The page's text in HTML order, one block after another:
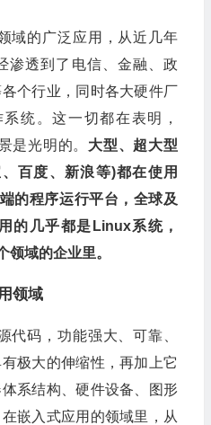
域的广泛应用，从近几年
渗透到了电信、金融、政
个行业，同时各大硬件厂
统。这一切都在表明，
是光明的。 大型、超大型
百度、新浪等)都在使用
的程序运行平台，全球及
的几乎都是Linux系统，
域的企业里。
领域
代码，功能强大、可靠、
极大的伸缩性，再加上它
系结构、硬件设备、图形
嵌入式应用的领域里，从